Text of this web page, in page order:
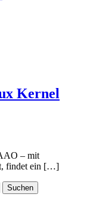
Kernel
– mit
findet ein […]